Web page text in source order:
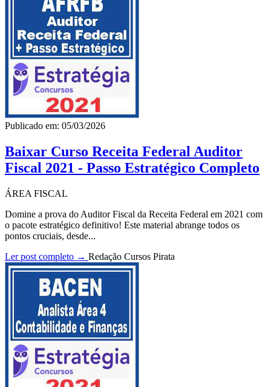
Publicado em: 05/03/2026
Baixar Curso Receita Federal Auditor
Fiscal 2021 - Passo Estratégico Completo
ÁREA FISCAL
Domine a prova do Auditor Fiscal da Receita Federal em 2021 com
o pacote estratégico definitivo! Este material abrange todos os
pontos cruciais, desde...
Ler post completo → Redação Cursos Pirata